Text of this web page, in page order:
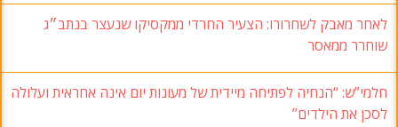
לאחר מאבק לשחרורו: הצעיר החרדי ממקסיקו שנעצר בנתב״ג
שוחרר ממאסר
חלמי”ש: “הנחיה לפתיחה מיידית של מעונות יום אינה אחראית ועלולה
לסכן את הילדים”